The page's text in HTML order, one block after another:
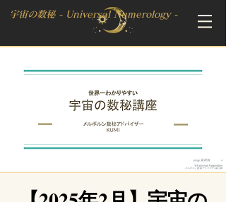
宇宙の数秘 - Universal Numerology -